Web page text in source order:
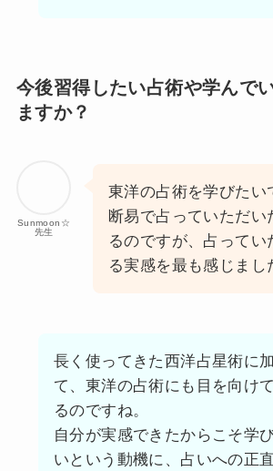
今後習得したい占術や学んで
ますか？
Sunmoon☆
先生
東洋の占術を学びたい
断易で占っていただい
るのですが、占ってい
る実感を最も感じまし
長く使ってきた西洋占星術に
て、東洋の占術にも目を向け
るのですね。
自分が実感できたからこそ学
いという動機に、占いへの正